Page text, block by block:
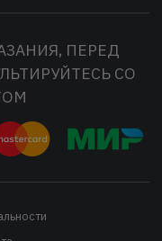
ПЕРЕД
СО